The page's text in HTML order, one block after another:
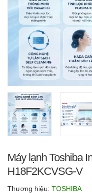
Máy lạnh Toshiba
H18F2KCVSG-V
Thương hiệu: TOSHIBA